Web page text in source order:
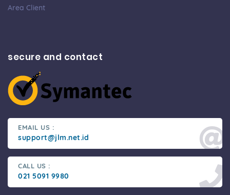
Area Client
secure and contact
EMAIL US :
support@jlm.net.id
CALL US :
021 5091 9980